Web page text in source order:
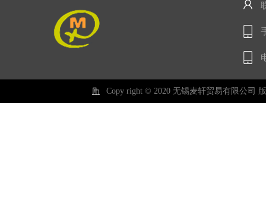
Copy right © 2020 无锡麦轩贸易有限公司